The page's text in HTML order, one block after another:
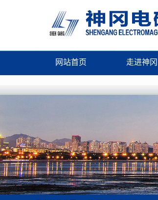
网站首页 走进神冈
企业资质